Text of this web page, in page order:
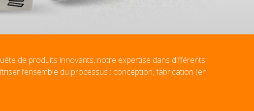
de produits innovants, notre expertise dans différents
l’ensemble du processus : conception, fabrication (en